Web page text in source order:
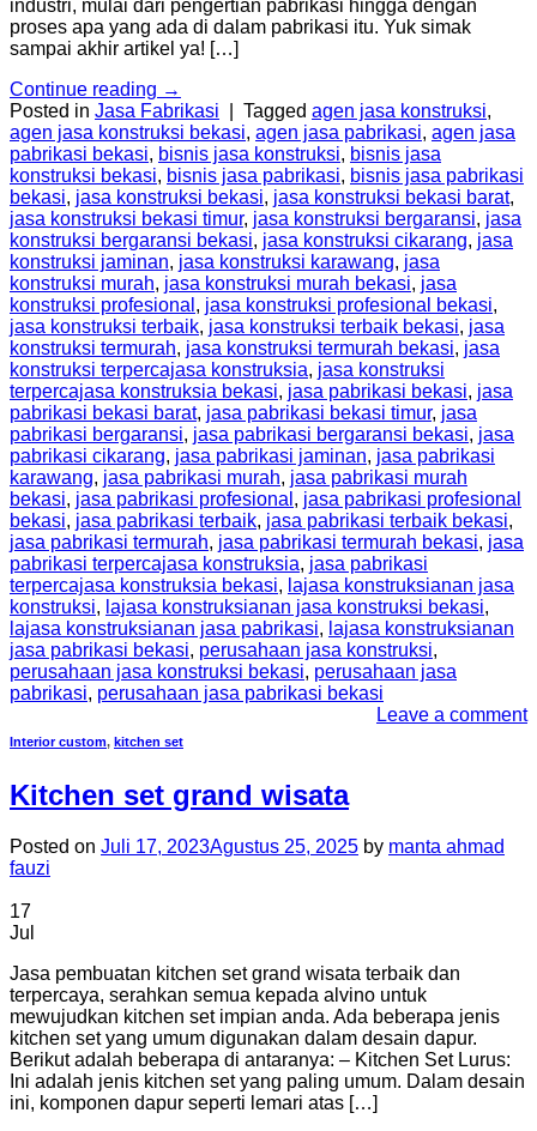
industri, mulai dari pengertian pabrikasi hingga dengan
proses apa yang ada di dalam pabrikasi itu. Yuk simak
sampai akhir artikel ya! […]
Continue reading →
Posted in Jasa Fabrikasi Tagged agen jasa konstruksi,
agen jasa konstruksi bekasi, agen jasa pabrikasi, agen jasa
pabrikasi bekasi, bisnis jasa konstruksi, bisnis jasa
konstruksi bekasi, bisnis jasa pabrikasi, bisnis jasa pabrikasi
bekasi, jasa konstruksi bekasi, jasa konstruksi bekasi barat,
jasa konstruksi bekasi timur, jasa konstruksi bergaransi, jasa
konstruksi bergaransi bekasi, jasa konstruksi cikarang, jasa
konstruksi jaminan, jasa konstruksi karawang, jasa
konstruksi murah, jasa konstruksi murah bekasi, jasa
konstruksi profesional , jasa konstruksi profesional bekasi,
jasa konstruksi terbaik, jasa konstruksi terbaik bekasi, jasa
konstruksi termurah, jasa konstruksi termurah bekasi, jasa
konstruksi terpercajasa konstruksia, jasa konstruksi
terpercajasa konstruksia bekasi, jasa pabrikasi bekasi, jasa
pabrikasi bekasi barat, jasa pabrikasi bekasi timur, jasa
pabrikasi bergaransi, jasa pabrikasi bergaransi bekasi, jasa
pabrikasi cikarang, jasa pabrikasi jaminan, jasa pabrikasi
karawang, jasa pabrikasi murah, jasa pabrikasi murah
bekasi, jasa pabrikasi profesional , jasa pabrikasi profesional
bekasi, jasa pabrikasi terbaik, jasa pabrikasi terbaik bekasi,
jasa pabrikasi termurah, jasa pabrikasi termurah bekasi, jasa
pabrikasi terpercajasa konstruksia, jasa pabrikasi
terpercajasa konstruksia bekasi, lajasa konstruksianan jasa
konstruksi, lajasa konstruksianan jasa konstruksi bekasi,
lajasa konstruksianan jasa pabrikasi, lajasa konstruksianan
jasa pabrikasi bekasi, perusahaan jasa konstruksi,
perusahaan jasa konstruksi bekasi, perusahaan jasa
pabrikasi, perusahaan jasa pabrikasi bekasi
Leave a comment
Interior custom, kitchen set
Kitchen set grand wisata
Posted on Juli 17, 2023Agustus 25, 2025 by manta ahmad
fauzi
17
Jul
Jasa pembuatan kitchen set grand wisata terbaik dan
terpercaya, serahkan semua kepada alvino untuk
mewujudkan kitchen set impian anda. Ada beberapa jenis
kitchen set yang umum digunakan dalam desain dapur.
Berikut adalah beberapa di antaranya: – Kitchen Set Lurus:
Ini adalah jenis kitchen set yang paling umum. Dalam desain
ini, komponen dapur seperti lemari atas […]